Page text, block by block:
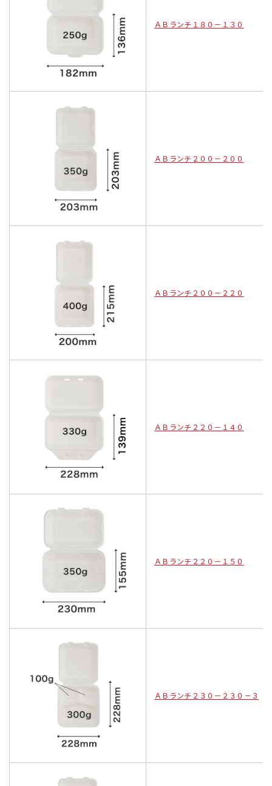
ＡＢランチ１８０－１３０
ＡＢランチ２００－２００
ＡＢランチ２００－２２０
ＡＢランチ２２０－１４０
ＡＢランチ２２０－１５０
ＡＢランチ２３０－２３０－３